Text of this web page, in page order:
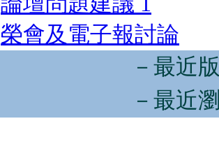
榮會及電子報討論
－最近
－最近